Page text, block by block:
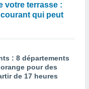
votre terrasse :
qui peut
: 8 départements
pour des
de 17 heures